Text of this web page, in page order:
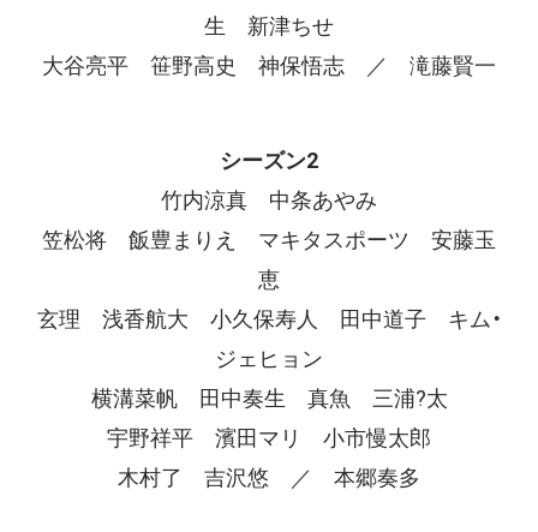
生 新津ちせ
大谷亮平 笹野高史 神保悟志 ／ 滝藤賢一
シーズン2
竹内涼真 中条あやみ
笠松将 飯豊まりえ マキタスポーツ 安藤玉
恵
玄理 浅香航大 小久保寿人 田中道子 キム・
ジェヒョン
横溝菜帆 田中奏生 真魚 三浦?太
宇野祥平 濱田マリ 小市慢太郎
木村了 吉沢悠 ／ 本郷奏多